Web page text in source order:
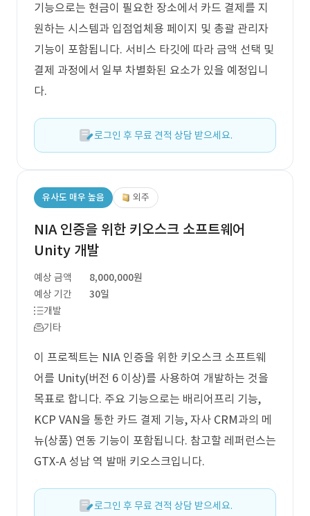
기능으로는 현금이 필요한 장소에서 카드 결제를 지
원하는 시스템과 입점업체용 페이지 및 총괄 관리자
기능이 포함됩니다. 서비스 타깃에 따라 금액 선택 및
결제 과정에서 일부 차별화된 요소가 있을 예정입니
다.
로그인 후 무료 견적 상담 받으세요.
유사도 매우 높음 외주
NIA 인증을 위한 키오스크 소프트웨어
Unity 개발
예상 금액
8,000,000원
예상 기간
30일
개발
기타
이 프로젝트는 NIA 인증을 위한 키오스크 소프트웨
어를 Unity(버전 6 이상)를 사용하여 개발하는 것을
목표로 합니다. 주요 기능으로는 배리어프리 기능,
KCP VAN을 통한 카드 결제 기능, 자사 CRM과의 메
뉴(상품) 연동 기능이 포함됩니다. 참고할 레퍼런스는
GTX-A 성남 역 발매 키오스크입니다.
로그인 후 무료 견적 상담 받으세요.